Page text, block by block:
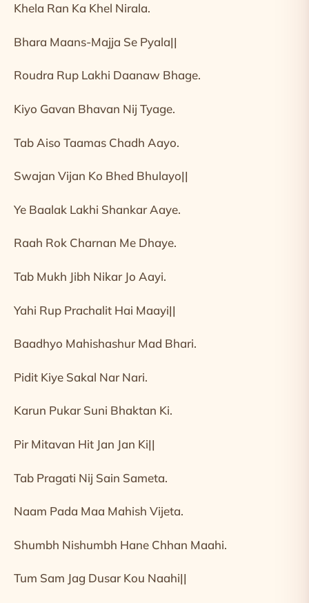
Khela Ran Ka Khel Nirala.
Bhara Maans-Majja Se Pyala||
Roudra Rup Lakhi Daanaw Bhage.
Kiyo Gavan Bhavan Nij Tyage.
Tab Aiso Taamas Chadh Aayo.
Swajan Vijan Ko Bhed Bhulayo||
Ye Baalak Lakhi Shankar Aaye.
Raah Rok Charnan Me Dhaye.
Tab Mukh Jibh Nikar Jo Aayi.
Yahi Rup Prachalit Hai Maayi||
Baadhyo Mahishashur Mad Bhari.
Pidit Kiye Sakal Nar Nari.
Karun Pukar Suni Bhaktan Ki.
Pir Mitavan Hit Jan Jan Ki||
Tab Pragati Nij Sain Sameta.
Naam Pada Maa Mahish Vijeta.
Shumbh Nishumbh Hane Chhan Maahi.
Tum Sam Jag Dusar Kou Naahi||